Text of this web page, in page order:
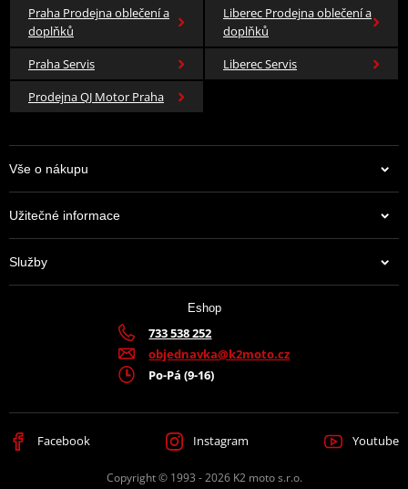
Praha Prodejna oblečení a
doplňků
Liberec Prodejna oblečení a
doplňků
Praha Servis
Liberec Servis
Prodejna QJ Motor Praha
Vše o nákupu
Užitečné informace
Služby
Eshop
733 538 252
objednavka@k2moto.cz
Po-Pá (9-16)
Facebook Instagram Youtube
Copyright © 1993 - 2026 K2 moto s.r.o.